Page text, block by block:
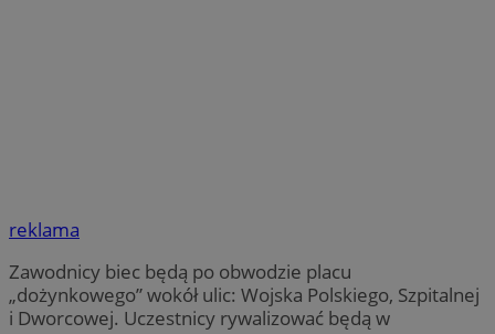
reklama
Zawodnicy biec będą po obwodzie placu
„dożynkowego” wokół ulic: Wojska Polskiego, Szpitalnej
i Dworcowej. Uczestnicy rywalizować będą w